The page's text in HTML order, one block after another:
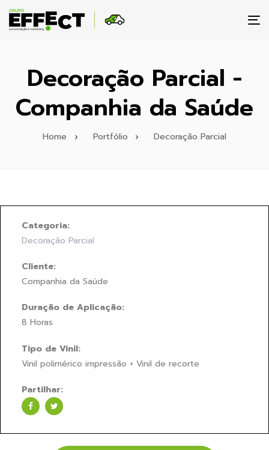
Decoração Parcial -
Companhia da Saúde
Home Portfólio Decoração Parcial
Categoria:
Decoração Parcial
Cliente:
Companhia da Saúde
Duração de Aplicação:
8 Horas
Tipo de Vinil:
Vinil polimérico impressão + Vinil de recorte
Partilhar: